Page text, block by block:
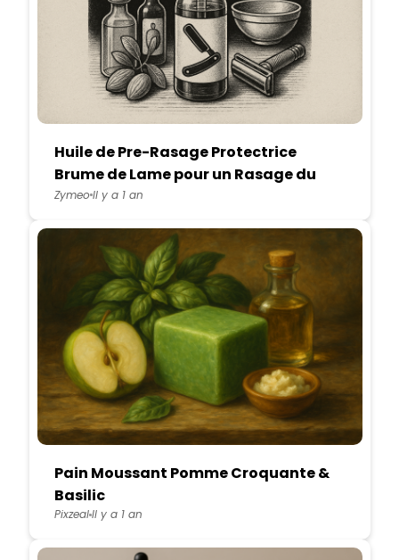
Huile de Pre-Rasage Protectrice
Brume de Lame pour un Rasage du
Visage Ultra-Confort
ZymeoIl y a 1 an
Pain Moussant Pomme Croquante &
Basilic
PixzealIl y a 1 an